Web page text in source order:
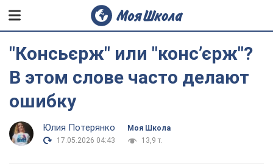
"Консьєрж" или "консʼєрж"?
В этом слове часто делают
ошибку
Юлия Потерянко
Моя Школа
17.05.2026 04:43
13,9 т.